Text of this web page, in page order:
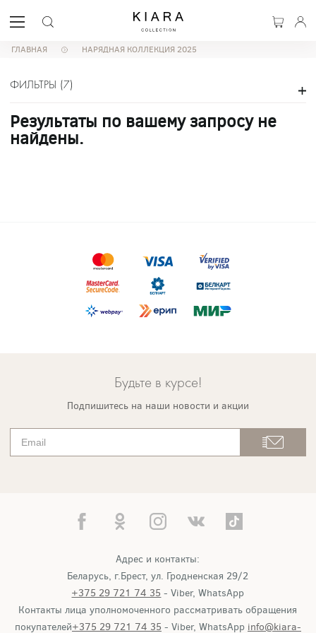
ГЛАВНАЯ НАРЯДНАЯ КОЛЛЕКЦИЯ 2025
ФИЛЬТРЫ (7)
Результаты по вашему запросу не
найдены.
Будьте в курсе!
Подпишитесь на наши новости и акции
Адрес и контакты:
Беларусь, г.Брест, ул. Гродненская 29/2
+375 29 721 74 35 - Viber, WhatsApp
Контакты лица уполномоченного рассматривать обращения
покупателей+375 29 721 74 35 - Viber, WhatsApp info@kiara-